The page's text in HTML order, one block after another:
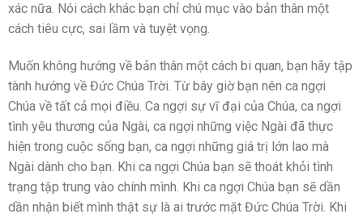
xác nữa. Nói cách khác bạn chỉ chú mục vào bản thân một
cách tiêu cực, sai lầm và tuyệt vọng.
Muốn không hướng về bản thân một cách bi quan, bạn hãy tập
tành hướng về Đức Chúa Trời. Từ bây giờ bạn nên ca ngợi
Chúa về tất cả mọi điều. Ca ngợi sự vĩ đại của Chúa, ca ngợi
tình yêu thương của Ngài, ca ngợi những việc Ngài đã thực
hiện trong cuộc sống bạn, ca ngợi những giá trị lớn lao mà
Ngài dành cho bạn. Khi ca ngợi Chúa bạn sẽ thoát khỏi tình
trạng tập trung vào chính mình. Khi ca ngợi Chúa bạn sẽ dần
dần nhận biết mình thật sự là ai trước mặt Đức Chúa Trời. Khi